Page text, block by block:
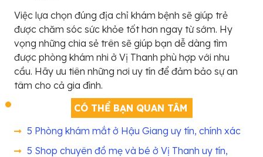
Việc lựa chọn đúng địa chỉ khám bệnh sẽ giúp trẻ
được chăm sóc sức khỏe tốt hơn ngay từ sớm. Hy
vọng những chia sẻ trên sẽ giúp bạn dễ dàng tìm
được phòng khám nhi ở Vị Thanh phù hợp với nhu
cầu. Hãy ưu tiên những nơi uy tín để đảm bảo sự an
tâm cho cả gia đình.
CÓ THỂ BẠN QUAN TÂM
5 Phòng khám mắt ở Hậu Giang uy tín, chính xác
5 Shop chuyên đồ mẹ và bé ở Vị Thanh uy tín,